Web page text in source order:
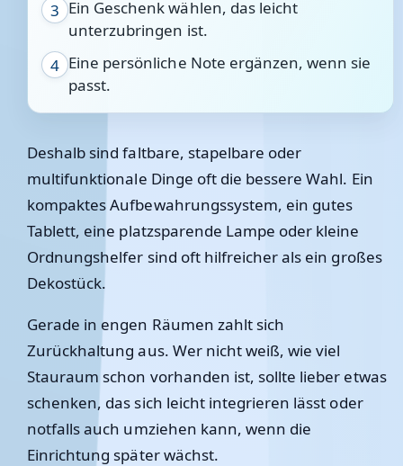
3 Ein Geschenk wählen, das leicht
unterzubringen ist.
4 Eine persönliche Note ergänzen, wenn sie
passt.
Deshalb sind faltbare, stapelbare oder
multifunktionale Dinge oft die bessere Wahl. Ein
kompaktes Aufbewahrungssystem, ein gutes
Tablett, eine platzsparende Lampe oder kleine
Ordnungshelfer sind oft hilfreicher als ein großes
Dekostück.
Gerade in engen Räumen zahlt sich
Zurückhaltung aus. Wer nicht weiß, wie viel
Stauraum schon vorhanden ist, sollte lieber etwas
schenken, das sich leicht integrieren lässt oder
notfalls auch umziehen kann, wenn die
Einrichtung später wächst.